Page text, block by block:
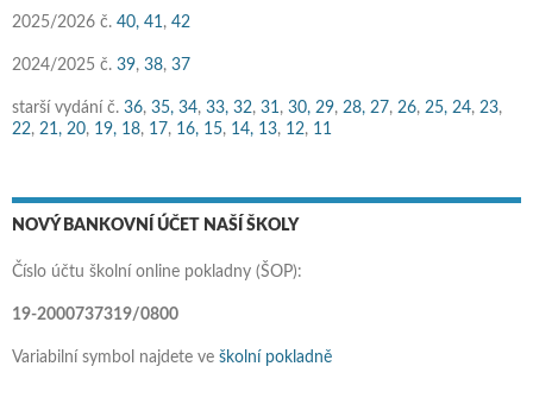
2025/2026 č. 40, 41, 42
2024/2025 č. 39, 38, 37
starší vydání č. 36, 35, 34, 33, 32, 31, 30, 29, 28, 27, 26, 25, 24, 23,
22, 21, 20, 19, 18, 17, 16, 15, 14, 13, 12, 11
NOVÝ BANKOVNÍ ÚČET NAŠÍ ŠKOLY
Číslo účtu školní online pokladny (ŠOP):
19-2000737319/0800
Variabilní symbol najdete ve školní pokladně